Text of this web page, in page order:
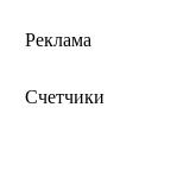
Реклама
Счетчики